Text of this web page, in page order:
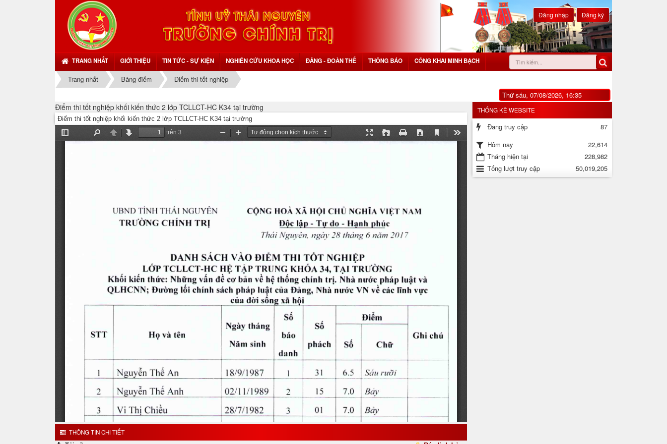
Đăng nhập Đăng ký
TRANG NHẤT GIỚI THIỆU TIN TỨC - SỰ KIỆN NGHIÊN CỨU KHOA HỌC ĐẢNG - ĐOÀN THỂ THÔNG BÁO CÔNG KHAI MINH BẠCH
Trang nhất Bảng điểm
Điểm thi tốt nghiệp
Thứ sáu, 07/08/2026, 16:35
Điểm thi tốt nghiệp khối kiến thức 2 lớp TCLLCT-HC K34 tại trường
Điểm thi tốt nghiệp khối kiến thức 2 lớp TCLLCT-HC K34 tại trường
THÔNG TIN CHI TIẾT
THỐNG KÊ WEBSITE
Đang truy cập
87
Hôm nay
22,614
Tháng hiện tại
228,982
Tổng lượt truy cập
50,019,205